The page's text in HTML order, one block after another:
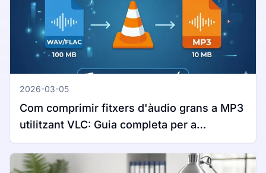
2026-03-05
Com comprimir fitxers d'àudio grans a MP3
utilitzant VLC: Guia completa per a
Windows i Mac